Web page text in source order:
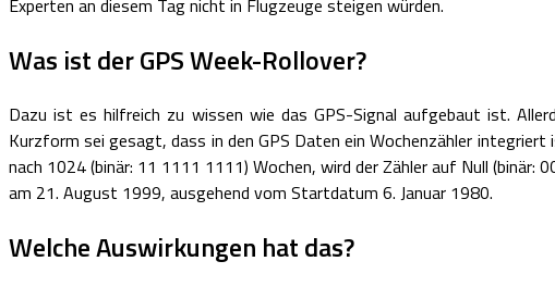
Experten an diesem Tag nicht in Flugzeuge steigen würden.
Was ist der GPS Week-Rollover?
Dazu ist es hilfreich zu wissen wie das GPS-Signal aufgebaut ist.
Kurzform sei gesagt, dass in den GPS Daten ein Wochenzähler
nach 1024 (binär: 11 1111 1111) Wochen, wird der Zähler auf Null
am 21. August 1999, ausgehend vom Startdatum 6. Januar 1980.
Welche Auswirkungen hat das?